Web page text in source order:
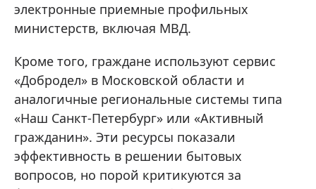
электронные приемные профильных
министерств, включая МВД.
Кроме того, граждане используют сервис
«Добродел» в Московской области и
аналогичные региональные системы типа
«Наш Санкт-Петербург» или «Активный
гражданин». Эти ресурсы показали
эффективность в решении бытовых
вопросов, но порой критикуются за